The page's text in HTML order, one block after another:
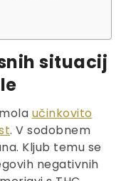
situacij
učinkovito
. V sodobnem
Kljub temu se
negativnih